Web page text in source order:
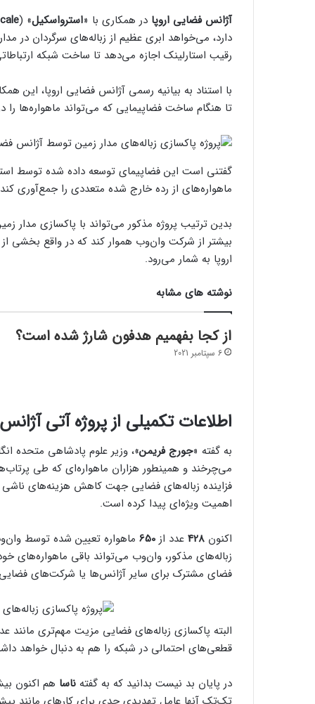
آژانس فضایی اروپا در همکاری با «استرواسکیل» (
دارد، می‌خواهد ابری عظیم از زباله‌های سرگردان در
رقیب استارلینک اجازه می‌دهد تا ساخت شبکه
با استناد به بیانیه رسمی آژانس فضایی اروپا، این
تا هنگام ساخت فضاپیمایی که می‌تواند ماهواره‌ها را
گفتنی است این فضاپیمای توسعه داده شده توسط
ماهواره‌های از رده خارج شده متعددی را جمع‌آوری
بدین ترتیب پروژه مذکور می‌تواند با پاکسازی مدار
بیشتر از شرکت وان‌وب هموار کند که در واقع بخشی
اروپا به شمار می‌رود.
نوشته های مشابه
از کجا بفهمیم هدفون شارژ شده است؟
6 سپتامبر 2021
اطلاعات تکمیلی از پروژه آتی
به گفته «جورج فریمن»، وزیر علوم پادشاهی متحده
می‌چرخند و همینطور هزاران ماهواره‌ای که طی
فزاینده زباله‌های فضایی جهت کاهش هزینه‌های ناشی
اهمیت ویژه‌ای پیدا کرده است.
اکنون 428 عدد از 650 ماهواره تعیین شده توسط
زباله‌های مذکور، وان‌وب می‌تواند باقی ماهواره‌های
فضای مشترک برای سایر آژانس‌ها یا شرکت‌های فضایی
البته پاکسازی زباله‌های فضایی مزیت مهم‌تری
قطعی‌های احتمالی در شبکه را هم به دنبال خواهد
در پایان بد نیست بدانید که به گفته ناسا هم اکنون